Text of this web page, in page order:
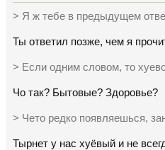
> Я ж тебе в предыдущем
Ты ответил позже, чем я
> Если одним словом, то
Чо так? Бытовые? Здоровье?
> Чето редко появляешься,
Тырнет у нас хуёвый и не